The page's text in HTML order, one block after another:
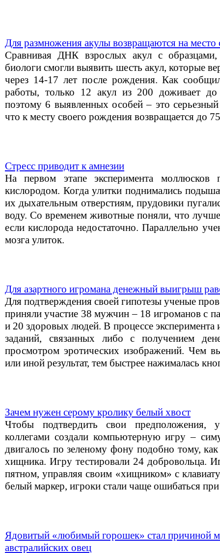
Для размножения акулы возвращаются на место
Сравнивая ДНК взрослых акул с
биологи смогли выявить шесть акул, которые
через 14-17 лет после рождения. Как
работы, только 12 акул из 200 доживает до
поэтому 6 выявленных особей – это
что к месту своего рождения возвращается до
Стресс приводит к амнезии
На первом этапе эксперимента
кислородом. Когда улитки поднимались
их дыхательным отверстиям, прудовики
воду. Со временем животные поняли, что
если кислорода недостаточно. Параллельно
мозга улиток.
Для азартного игромана денежный выигрыш
Для подтверждения своей гипотезы ученые
приняли участие 38 мужчин – 18 игроманов с
и 20 здоровых людей. В процессе
заданий, связанных либо с получением
просмотром эротических изображений. Чем
или иной результат, тем быстрее нажималась
Зачем нужен серому кролику белый хвост
Чтобы подтвердить свои предположения,
коллегами создали компьютерную игру –
двигалось по зеленому фону подобно тому,
хищника. Игру тестировали 24 добровольца.
пятном, управляя своим «хищником» с
белый маркер, игроки стали чаще ошибаться
Ядовитый «любимый горошек» стал причиной
австралийских овец